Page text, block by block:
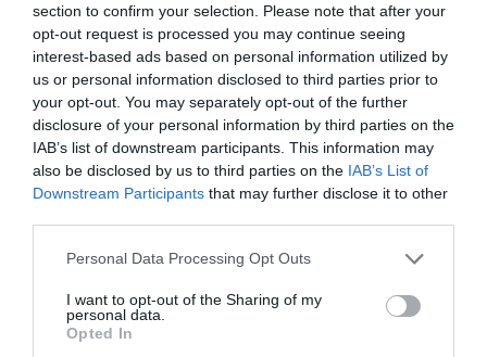
section to confirm your selection. Please note that after your
opt-out request is processed you may continue seeing
interest-based ads based on personal information utilized by
us or personal information disclosed to third parties prior to
your opt-out. You may separately opt-out of the further
disclosure of your personal information by third parties on the
IAB’s list of downstream participants. This information may
also be disclosed by us to third parties on the IAB’s List of
Downstream Participants that may further disclose it to other
Personal Data Processing Opt Outs
I want to opt-out of the Sharing of my
personal data.
Opted In
Además, en este número Mikel Etxebeste nos detalla
cómo ofrecer desde la farmacia un enfoque integral
que abarque el control del peso, pero también la
composición corporal. Por su parte, Anabel Albalá nos
habla de cómo el farmacéutico, a través de su cercanía y
accesibilidad, puede ofrecer un gran apoyo emocional a
mujeres en tratamiento de la fertilidad. Isabel Marín
aborda la importancia de la protección legal de la marca
como tratamiento para la obesidad y la diabetes tipo 2.
Añadir El Farmacéutico
de Google de forma gratuita